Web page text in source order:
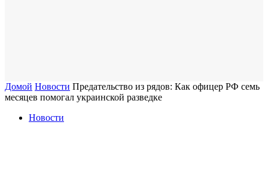
Домой Новости Предательство из рядов: Как офицер РФ семь
месяцев помогал украинской разведке
Новости